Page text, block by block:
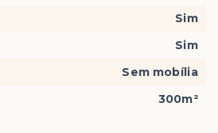
Sim
Sim
Sem mobília
300m²